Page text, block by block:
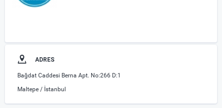
ADRES
Bağdat Caddesi Berna Apt. No:266 D:1
Maltepe / İstanbul